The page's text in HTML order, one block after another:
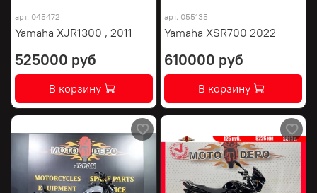
арт. 045472
Yamaha XJR1300 , 2011
525000 руб
В корзину
арт. 055135
Yamaha XSR700 2022
610000 руб
В корзину